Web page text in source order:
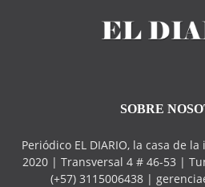
SOBRE
Periódico EL DIARIO, la casa de
2020 | Transversal 4 # 46-53 |
(+57) 3115006438 |